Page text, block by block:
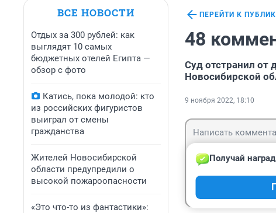
ВСЕ НОВОСТИ
Отдых за 300 рублей: как
выглядят 10 самых
бюджетных отелей Египта —
обзор с фото
Катись, пока молодой: кто
из российских фигуристов
выиграл от смены
гражданства
Жителей Новосибирской
области предупредили о
высокой пожароопасности
«Это что-то из фантастики»:
ПЕРЕЙТИ К
48
Суд отстранил от
Новосибирской
9 ноября 2022, 18:10
Получай